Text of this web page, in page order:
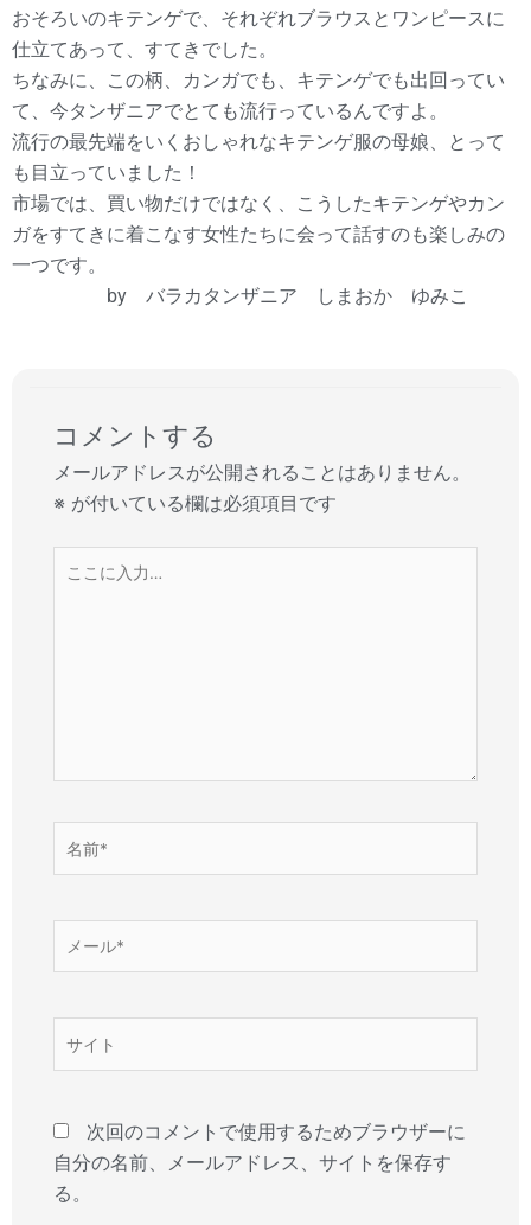
おそろいのキテンゲで、それぞれブラウスとワンピースに
仕立てあって、すてきでした。
ちなみに、この柄、カンガでも、キテンゲでも出回ってい
て、今タンザニアでとても流行っているんですよ。
流行の最先端をいくおしゃれなキテンゲ服の母娘、とって
も目立っていました！
市場では、買い物だけではなく、こうしたキテンゲやカン
ガをすてきに着こなす女性たちに会って話すのも楽しみの
一つです。
by バラカタンザニア しまおか ゆみこ
コメントする
メールアドレスが公開されることはありません。
※ が付いている欄は必須項目です
*
次回のコメントで使用するためブラウザーに
自分の名前、メールアドレス、サイトを保存す
る。